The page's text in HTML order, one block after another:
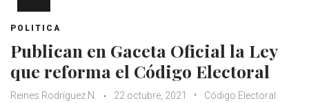
POLITICA
Publican en Gaceta Oficial la Ley
que reforma el Código Electoral
Reines Rodríguez N. 22 octubre, 2021
Código Electoral